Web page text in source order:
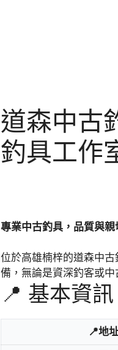
道森中古
釣具工作
專業中古釣具，品質與親
位於高雄楠梓的道森中
備，無論是資深釣客或
📍 基本資訊
📍地